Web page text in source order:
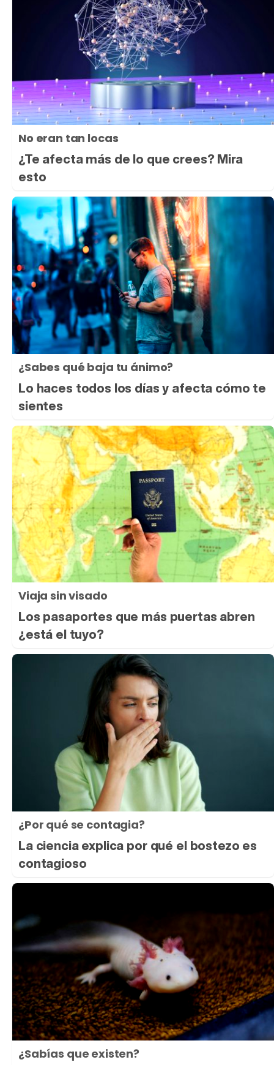
No eran tan locas
¿Te afecta más de lo que crees? Mira
esto
¿Sabes qué baja tu ánimo?
Lo haces todos los días y afecta cómo te
sientes
Viaja sin visado
Los pasaportes que más puertas abren
¿está el tuyo?
¿Por qué se contagia?
La ciencia explica por qué el bostezo es
contagioso
¿Sabías que existen?